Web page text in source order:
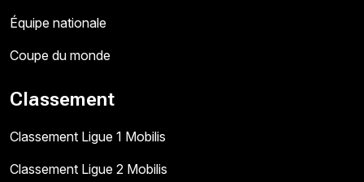
Équipe nationale
Coupe du monde
Classement
Classement Ligue 1 Mobilis
Classement Ligue 2 Mobilis